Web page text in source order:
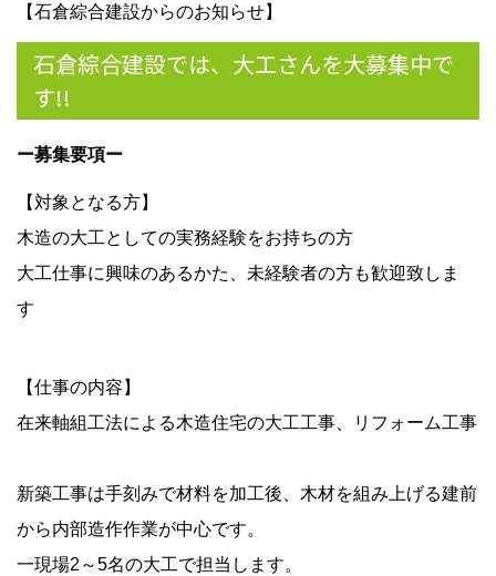
【石倉綜合建設からのお知らせ】
石倉綜合建設では、大工さんを大募集中で
す!!
ー募集要項ー
【対象となる方】
木造の大工としての実務経験をお持ちの方
大工仕事に興味のあるかた、未経験者の方も歓迎致しま
す
【仕事の内容】
在来軸組工法による木造住宅の大工工事、リフォーム工事
新築工事は手刻みで材料を加工後、木材を組み上げる建前
から内部造作作業が中心です。
一現場2～5名の大工で担当します。